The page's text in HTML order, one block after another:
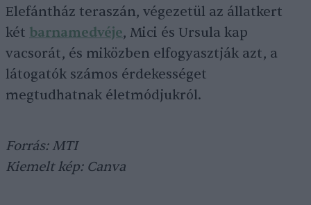
Elefántház teraszán, végezetül az állatkert
két barnamedvéje, Mici és Ursula kap
vacsorát, és miközben elfogyasztják azt, a
látogatók számos érdekességet
megtudhatnak életmódjukról.
Forrás: MTI
Kiemelt kép: Canva